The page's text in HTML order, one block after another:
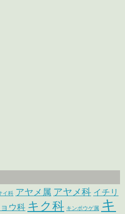
イ科 アヤメ属 アヤメ科 イチリ
ウ科 キク科 キンポウゲ属 キ